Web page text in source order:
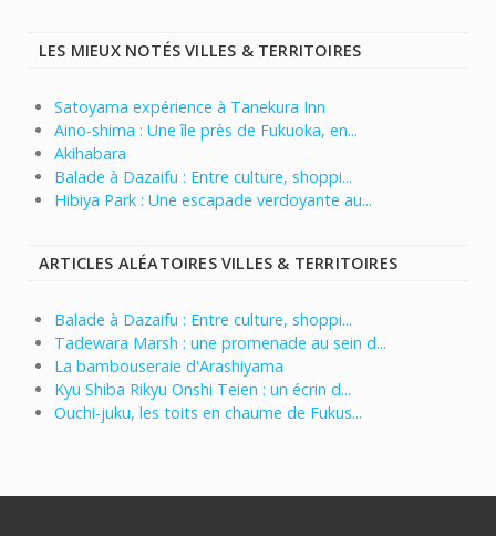
LES MIEUX NOTÉS VILLES & TERRITOIRES
Satoyama expérience à Tanekura Inn
Aino-shima : Une île près de Fukuoka, en...
Akihabara
Balade à Dazaifu : Entre culture, shoppi...
Hibiya Park : Une escapade verdoyante au...
ARTICLES ALÉATOIRES VILLES & TERRITOIRES
Balade à Dazaifu : Entre culture, shoppi...
Tadewara Marsh : une promenade au sein d...
La bambouseraie d'Arashiyama
Kyu Shiba Rikyu Onshi Teien : un écrin d...
Ouchi-juku, les toits en chaume de Fukus...